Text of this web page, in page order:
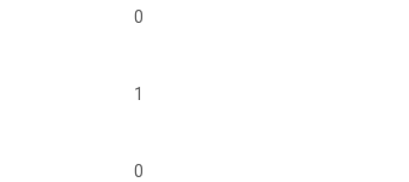
0
1
0